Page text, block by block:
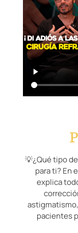
💡¿Qué tipo
para ti? En
explica
pacientes